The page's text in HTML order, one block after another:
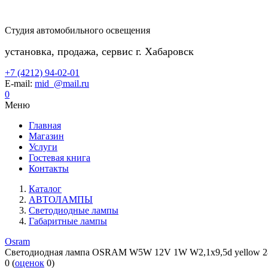
Студия автомобильного освещения
установка, продажа, сервис г. Хабаровск
+7 (4212) 94-02-01
E-mail: mid_@mail.ru
0
Меню
Главная
Магазин
Услуги
Гостевая книга
Контакты
Каталог
АВТОЛАМПЫ
Светодиодные лампы
Габаритные лампы
Osram
Светодиодная лампа OSRAM W5W 12V 1W W2,1x9,5d yellow
0 (оценок 0)